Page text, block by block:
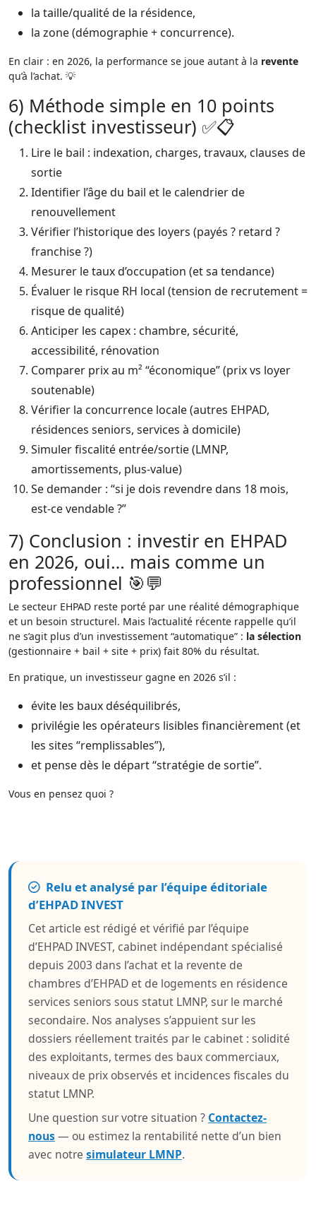
la taille/qualité de la résidence,
la zone (démographie + concurrence).
En clair : en 2026, la performance se joue autant à la revente
qu’à l’achat. 💡
6) Méthode simple en 10 points
(checklist investisseur) ✅📋
Lire le bail : indexation, charges, travaux, clauses de
sortie
Identifier l’âge du bail et le calendrier de
renouvellement
Vérifier l’historique des loyers (payés ? retard ?
franchise ?)
Mesurer le taux d’occupation (et sa tendance)
Évaluer le risque RH local (tension de recrutement =
risque de qualité)
Anticiper les capex : chambre, sécurité,
accessibilité, rénovation
Comparer prix au m² “économique” (prix vs loyer
soutenable)
Vérifier la concurrence locale (autres EHPAD,
résidences seniors, services à domicile)
Simuler fiscalité entrée/sortie (LMNP,
amortissements, plus-value)
Se demander : “si je dois revendre dans 18 mois,
est-ce vendable ?”
7) Conclusion : investir en EHPAD
en 2026, oui… mais comme un
professionnel 🎯💬
Le secteur EHPAD reste porté par une réalité démographique
et un besoin structurel. Mais l’actualité récente rappelle qu’il
ne s’agit plus d’un investissement “automatique” : la sélection
(gestionnaire + bail + site + prix) fait 80% du résultat.
En pratique, un investisseur gagne en 2026 s’il :
évite les baux déséquilibrés,
privilégie les opérateurs lisibles financièrement (et
les sites “remplissables”),
et pense dès le départ “stratégie de sortie”.
Vous en pensez quoi ?
Relu et analysé par l’équipe éditoriale
d’EHPAD INVEST
Cet article est rédigé et vérifié par l’équipe
d’EHPAD INVEST, cabinet indépendant spécialisé
depuis 2003 dans l’achat et la revente de
chambres d’EHPAD et de logements en résidence
services seniors sous statut LMNP, sur le marché
secondaire. Nos analyses s’appuient sur les
dossiers réellement traités par le cabinet : solidité
des exploitants, termes des baux commerciaux,
niveaux de prix observés et incidences fiscales du
statut LMNP.
Une question sur votre situation ? Contactez-
nous— ou estimez la rentabilité nette d’un bien
avec notre simulateur LMNP.